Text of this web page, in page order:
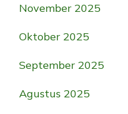
November 2025
Oktober 2025
September 2025
Agustus 2025